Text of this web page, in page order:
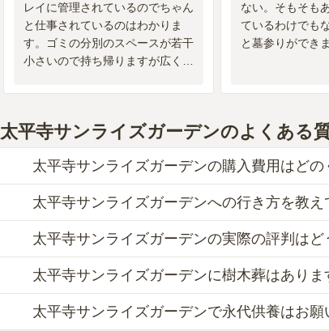
レイに管理されているのでちゃん
と仕事されているのはわかりま
す。ゴミの分別のスペースが若干
小さいので持ち帰りますが広くし
ない。そもそも
ているわけでも
と墓参りができま
太平寺サンライズガーデンのよくある
太平寺サンライズガーデンの購入費用はどの
太平寺サンライズガーデンでは、一般墓が約68万
約3万円からお求めいただけます。
なお、太平寺サンライズガーデンがある大阪府の
万円、永代供養墓が約14万円です。
お墓は、価格が高いものがよい、安いものが悪い
納得し、安心してお参りできる場所を選ぶことで
太平寺サンライズガーデンへの行き方を教え
公共交通機関の場合、南海高野線「住吉東駅」か
車の場合、阪神6号大和川線「三宅西インター」か
詳しいルートや地図は、本ページの「地図・交通
太平寺サンライズガーデンの実際の評判はど
当サイトに寄せられた総合評価は、4.4点です。特
利用者様からは「商店街が近くにあっていつでも
トも近くにあり、不便は、感じません。」といっ
太平寺サンライズガーデンに樹木葬はありま
はい、太平寺サンライズガーデンには1種類の樹木
太平寺サンライズガーデンで永代供養はお願